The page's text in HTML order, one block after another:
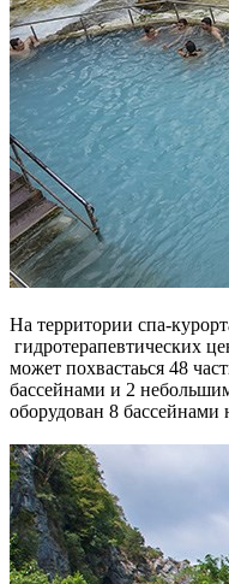
На территории спа-
гидротерапевтических
может похвастаься 48
бассейнами и 2
оборудован 8